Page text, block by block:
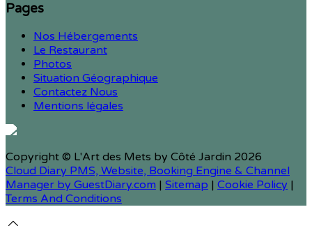
Pages
Nos Hébergements
Le Restaurant
Photos
Situation Géographique
Contactez Nous
Mentions légales
Copyright © L'Art des Mets by Côté Jardin 2026
Cloud Diary PMS, Website, Booking Engine & Channel
Manager by GuestDiary.com | Sitemap | Cookie Policy |
Terms And Conditions